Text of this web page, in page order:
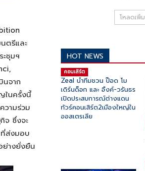
ตรีและ
ะชุมฯ
นจาก
ในครั้งนี้
วามร่วม
จ ซึ่งจะ
ส่งมอบ
ย่างยั่งยืน
โหลดเพิ่
HOT NEWS
คอนเสิร์ต
Zeal นำทีมชวน ป๊อด โม
เดิร์นด็อก และ อิ้งค์-วรันธร
เปิดประสบการณ์ต่างแดน
ทัวร์คอนเสิร์ต2เมืองใหญ่ใน
ออสเตรเลีย